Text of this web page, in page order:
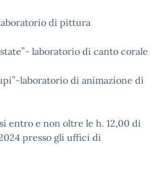
laboratorio di pittura
laboratorio di canto corale
laboratorio di animazione di
entro e non oltre le h. 12,00 di
presso gli uffici di